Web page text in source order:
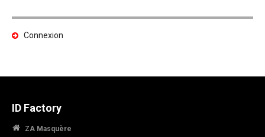
Connexion
ID Factory
ZA Masquère